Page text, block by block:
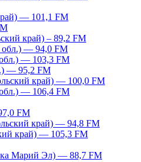
— 101,1 FM
край) – 89,2 FM
обл.) — 94,0 FM
— 103,3 FM
— 95,2 FM
край) — 100,0 FM
обл.) — 106,4 FM
FM
край) — 94,8 FM
край) — 105,3 FM
Марий Эл) — 88,7 FM